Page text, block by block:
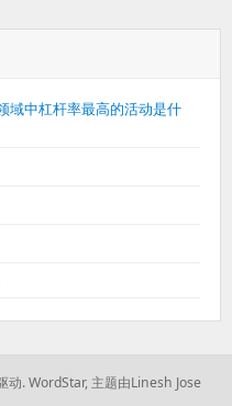
域中杠杆率最高的活动是什
动. WordStar, 主题由Linesh Jose